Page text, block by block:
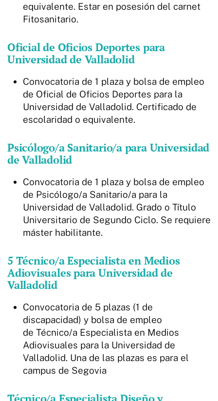
equivalente. Estar en posesión del carnet
Fitosanitario.
Oficial de Oficios Deportes para
Universidad de Valladolid
Convocatoria de 1 plaza y bolsa de empleo
de Oficial de Oficios Deportes para la
Universidad de Valladolid. Certificado de
escolaridad o equivalente.
Psicólogo/a Sanitario/a para Universidad
de Valladolid
Convocatoria de 1 plaza y bolsa de empleo
de Psicólogo/a Sanitario/a para la
Universidad de Valladolid. Grado o Título
Universitario de Segundo Ciclo. Se requiere
máster habilitante.
5 Técnico/a Especialista en Medios
Adiovisuales para Universidad de
Valladolid
Convocatoria de 5 plazas (1 de
discapacidad) y bolsa de empleo
de Técnico/a Especialista en Medios
Adiovisuales para la Universidad de
Valladolid. Una de las plazas es para el
campus de Segovia
Técnico/a Especialista Diseño y